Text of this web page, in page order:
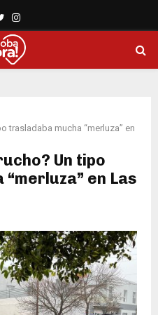
TwitterInstagram
trasladaba mucha “merluza” en
Un tipo
en Las